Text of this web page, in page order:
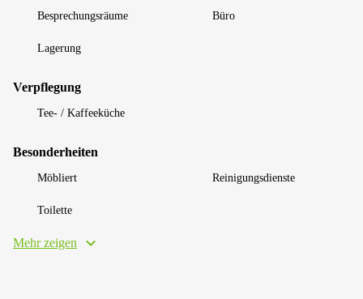
Besprechungsräume Büro
Lagerung
Verpflegung
Tee- / Kaffeeküche
Besonderheiten
Möbliert Reinigungsdienste
Toilette
Mehr zeigen